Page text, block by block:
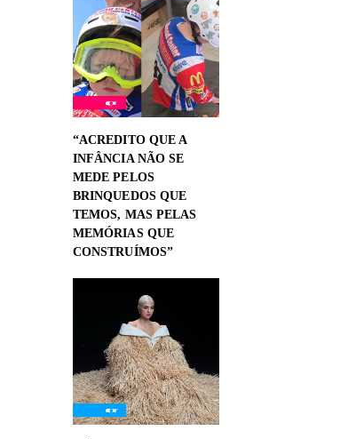
“ACREDITO QUE A
INFÂNCIA NÃO SE
MEDE PELOS
BRINQUEDOS QUE
TEMOS, MAS PELAS
MEMÓRIAS QUE
CONSTRUÍMOS”